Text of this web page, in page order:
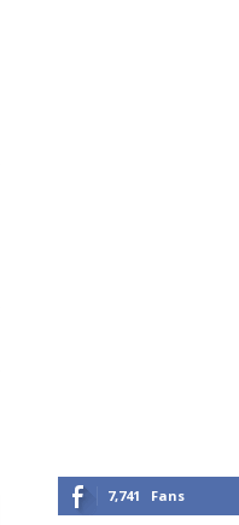
7,741 Fans